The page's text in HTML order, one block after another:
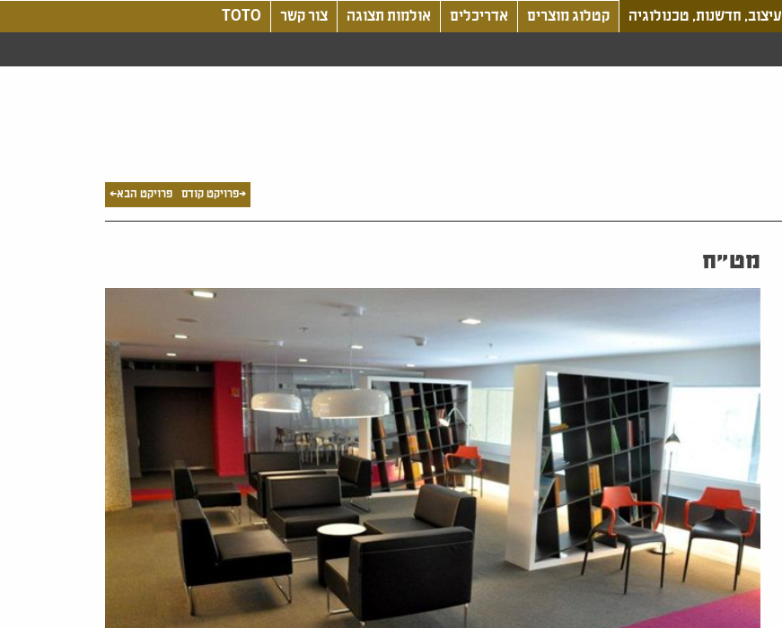
עיצוב, חדשנות, טכנולוגיה קטלוג מוצרים אדריכלים אולמות תצוגה צור קשר TOTO
<פרויקט קודם פרויקט הבא>
מט"ח